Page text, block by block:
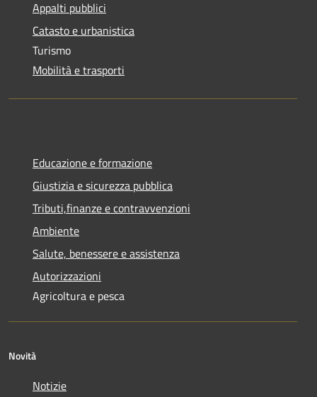
Appalti pubblici
Catasto e urbanistica
Turismo
Mobilità e trasporti
Educazione e formazione
Giustizia e sicurezza pubblica
Tributi,finanze e contravvenzioni
Ambiente
Salute, benessere e assistenza
Autorizzazioni
Agricoltura e pesca
Novità
Notizie